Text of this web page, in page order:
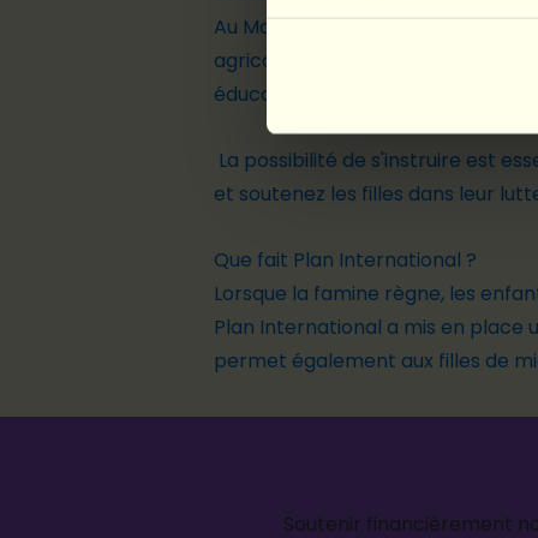
Au Mozambique, la tradition veut
agricoles et qu'elles s'occupent
éducation. Et la crise, la faim et
La possibilité de s'instruire est
et soutenez les filles dans leur
Que fait Plan International ?
Lorsque la famine règne, les
Plan International a mis en place
permet également aux filles de
Soutenir financièrement